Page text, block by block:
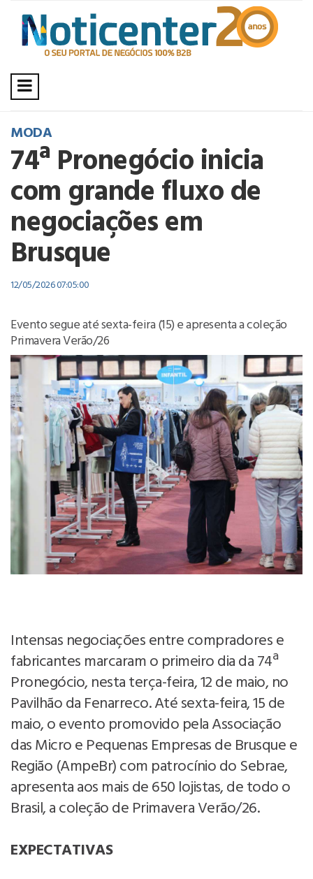
MODA
74ª Pronegócio inicia
com grande fluxo de
negociações em
Brusque
12/05/2026 07:05:00
Evento segue até sexta-feira (15) e apresenta a coleção
Primavera Verão/26
Intensas negociações entre compradores e
fabricantes marcaram o primeiro dia da 74ª
Pronegócio, nesta terça-feira, 12 de maio, no
Pavilhão da Fenarreco. Até sexta-feira, 15 de
maio, o evento promovido pela Associação
das Micro e Pequenas Empresas de Brusque e
Região (AmpeBr) com patrocínio do Sebrae,
apresenta aos mais de 650 lojistas, de todo o
Brasil, a coleção de Primavera Verão/26.
EXPECTATIVAS